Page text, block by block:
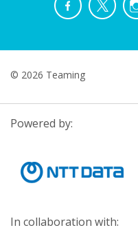
© 2026 Teaming
Powered by:
In collaboration with: